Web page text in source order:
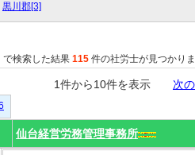
黒川郡[3]
で検索した結果 115 件の社労士が見つかり
1件から10件を表示 次
仙台経営労務管理事務所